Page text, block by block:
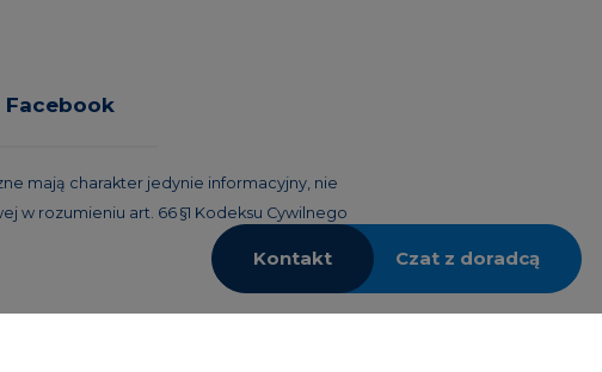
Facebook
mają charakter jedynie informacyjny, nie
w rozumieniu art. 66 §1 Kodeksu Cywilnego
Kontakt Czat z doradcą